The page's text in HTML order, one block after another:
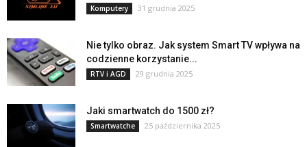
Komputery 31 grudnia 2025
Nie tylko obraz. Jak system Smart TV wpływa na
codzienne korzystanie...
RTV i AGD 29 grudnia 2025
Jaki smartwatch do 1500 zł?
Smartwatche 25 października 2025